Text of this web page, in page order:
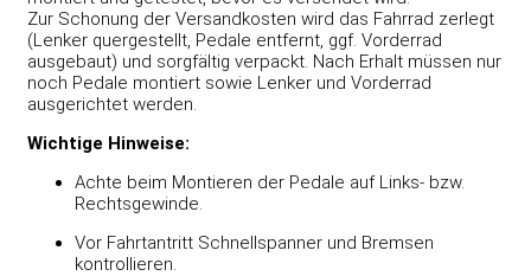
Zur Schonung der Versandkosten wird das Fahrrad zerlegt
(Lenker quergestellt, Pedale entfernt, ggf. Vorderrad
ausgebaut) und sorgfältig verpackt. Nach Erhalt müssen nur
noch Pedale montiert sowie Lenker und Vorderrad
ausgerichtet werden.
Wichtige Hinweise:
Achte beim Montieren der Pedale auf Links- bzw.
Rechtsgewinde.
Vor Fahrtantritt Schnellspanner und Bremsen
kontrollieren.